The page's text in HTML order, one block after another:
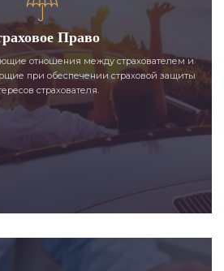
Право
отношения между страхователем и
при обеспечении страховой защиты
страхователя.